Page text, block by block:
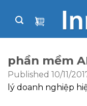
phần mềm
Published 10/11/
lý doanh nghiệp